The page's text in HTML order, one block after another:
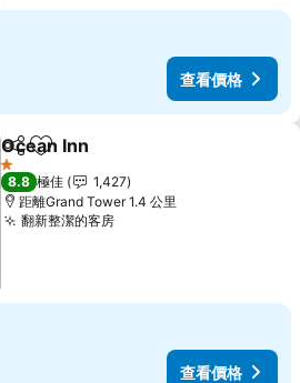
查看價格
分享 放到收藏夾
Ocean Inn
1 星級
8.8 極佳
1,427
距離Grand Tower 1.4 公里
翻新整潔的客房查看價格
查看價格